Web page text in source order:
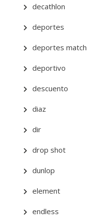
decathlon
deportes
deportes match
deportivo
descuento
diaz
dir
drop shot
dunlop
element
endless